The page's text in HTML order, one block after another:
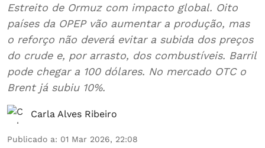
Estreito de Ormuz com impacto global. Oito
países da OPEP vão aumentar a produção, mas
o reforço não deverá evitar a subida dos preços
do crude e, por arrasto, dos combustíveis. Barril
pode chegar a 100 dólares. No mercado OTC o
Brent já subiu 10%.
Carla Alves Ribeiro
Publicado a: 01 Mar 2026, 22:08